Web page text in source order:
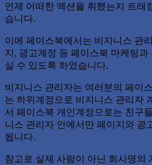
언제 어떠한 액션을 취했는지 트래
습니다.
이에 페이스북에서는 비지니스 관
지, 광고계정 등 페이스북 마케팅
실 수 있도록 하였습니다.
비지니스 관리자는 여러분의 페이
는 하위계정으로 비지니스 관리자
서 페이스북 개인계정으로는 친구
니스 관리자 안에서만 페이지와 광
됩니다.
참고로 실제 사람이 아닌 회사명의